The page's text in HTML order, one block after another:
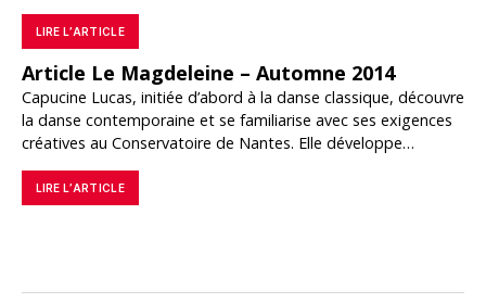
LIRE L’ARTICLE
Article Le Magdeleine – Automne 2014
Capucine Lucas, initiée d’abord à la danse classique, découvre
la danse contemporaine et se familiarise avec ses exigences
créatives au Conservatoire de Nantes. Elle développe…
LIRE L’ARTICLE